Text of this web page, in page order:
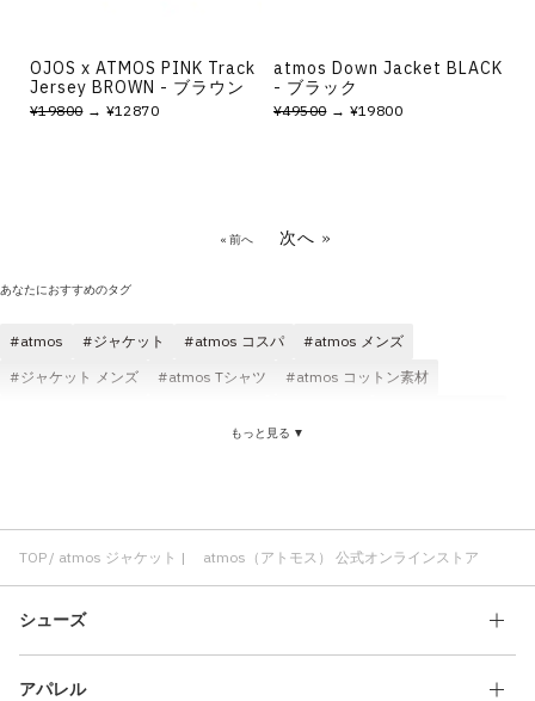
OJOS x ATMOS PINK Track
Jersey BROWN - ブラウン
¥19800→ ¥12870
atmos Down Jacket BLACK
- ブラック
¥49500→ ¥19800
« 前へ 次へ »
あなたにおすすめのタグ
atmos ジャケット atmos コスパ
atmos メンズ
ジャケット メンズ
atmos Tシャツ
atmos コットン素材
ジャケット adidas
ジャケット アウトドア
もっと見る ▼
TOP atmos ジャケット | atmos（アトモス） 公式オンラインストア
シューズ
アパレル